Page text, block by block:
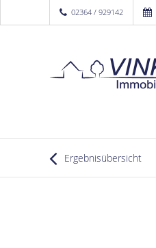
02364 / 929142
Ergebnisübersicht